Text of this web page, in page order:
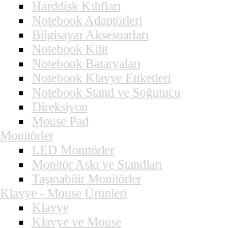
Harddisk Kılıfları
Notebook Adaptörleri
Bilgisayar Aksesuarları
Notebook Kilit
Notebook Bataryaları
Notebook Klavye Etiketleri
Notebook Stand ve Soğutucu
Direksiyon
Mouse Pad
Monitörler
LED Monitörler
Monitör Askı ve Standları
Taşınabilir Monitörler
Klavye - Mouse Ürünleri
Klavye
Klavye ve Mouse